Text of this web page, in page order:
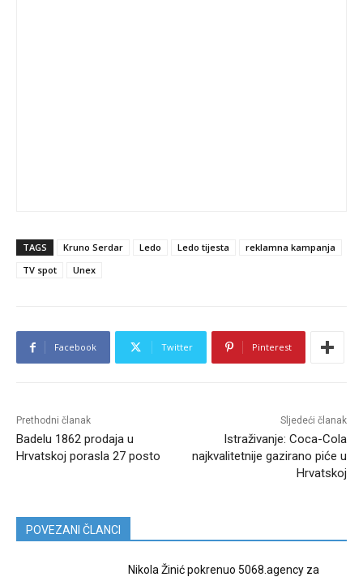
TAGS Kruno Serdar Ledo Ledo tijesta
reklamna kampanja
TV spot
Unex
Facebook Twitter Pinterest
Prethodni članak
Badelu 1862 prodaja u
Hrvatskoj porasla 27 posto
Sljedeći članak
Istraživanje: Coca-Cola
najkvalitetnije gazirano piće u
Hrvatskoj
POVEZANI ČLANCI
Nikola Žinić pokrenuo 5068.agency za